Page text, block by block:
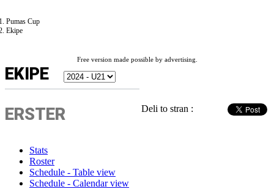
Pumas Cup
Ekipe
Free version made possible by advertising.
EKIPE
Deli to stran :
ERSTER
Stats
Roster
Schedule - Table view
Schedule - Calendar view